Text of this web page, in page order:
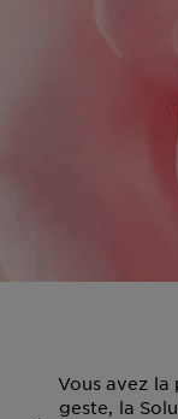
Vous avez la
geste, la